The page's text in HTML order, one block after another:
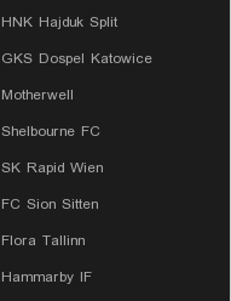
HNK Hajduk Split
GKS Dospel Katowice
Motherwell
Shelbourne FC
SK Rapid Wien
FC Sion Sitten
Flora Tallinn
Hammarby IF